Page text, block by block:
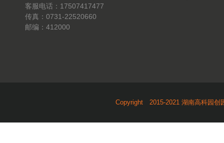
客服电话：17507417477
传真：0731-22520660
邮编：412000
Copyright 2015-2021 湖南高科园创